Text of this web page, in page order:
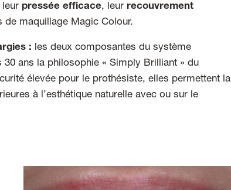
leur pressée efficace, leur recouvrement
de maquillage Magic Colour.
: les deux composantes du système
ans la philosophie « Simply Brilliant » du
élevée pour le prothésiste, elles permettent la
à l’esthétique naturelle avec ou sur le